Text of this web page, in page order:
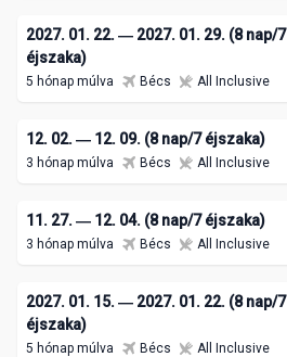
2027. 01. 22. ― 2027. 01. 29. (8 nap/7
éjszaka)
5 hónap múlva Bécs All Inclusive
12. 02. ― 12. 09. (8 nap/7 éjszaka)
3 hónap múlva Bécs All Inclusive
11. 27. ― 12. 04. (8 nap/7 éjszaka)
3 hónap múlva Bécs All Inclusive
2027. 01. 15. ― 2027. 01. 22. (8 nap/7
éjszaka)
5 hónap múlva Bécs All Inclusive